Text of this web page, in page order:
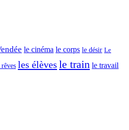
le cinéma le corps le désir Le
rêves les élèves le train le travail